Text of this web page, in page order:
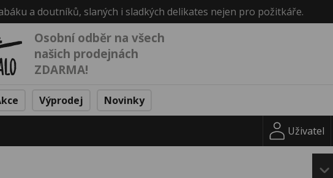
a doutníků, slaných i sladkých delikates nejen pro požitkáře.
Osobní odběr na všech
našich prodejnách
ZDARMA!
Výprodej Novinky
Uživatel